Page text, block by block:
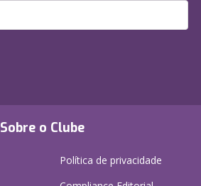
Sobre o Clube
Política de privacidade